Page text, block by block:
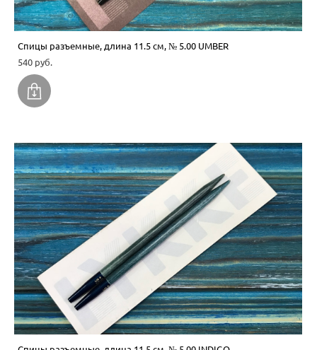
Спицы разъемные, длина 11.5 см, № 5.00 UMBER
540 pуб.